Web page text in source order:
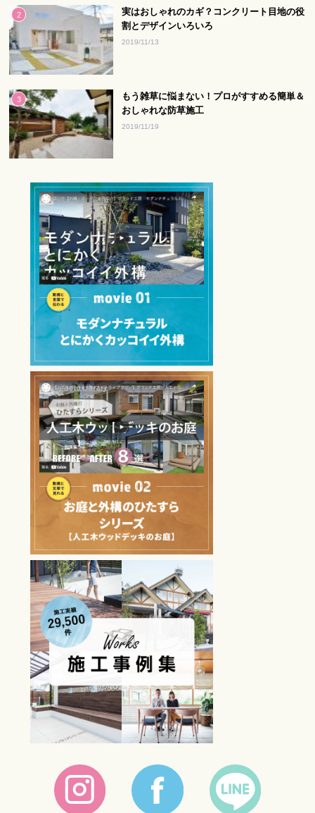
実はおしゃれのカギ？コンクリート目地の役
割とデザインいろいろ
2019/11/13
もう雑草に悩まない！プロがすすめる簡単＆
おしゃれな防草施工
2019/11/19